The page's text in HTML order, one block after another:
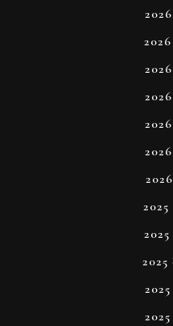
2025
2025